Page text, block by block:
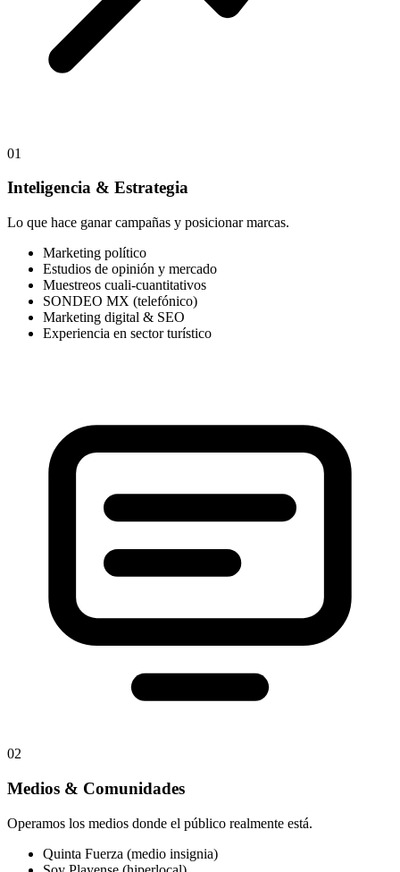
01
Inteligencia & Estrategia
Lo que hace ganar campañas y posicionar marcas.
Marketing político
Estudios de opinión y mercado
Muestreos cuali-cuantitativos
SONDEO MX (telefónico)
Marketing digital & SEO
Experiencia en sector turístico
02
Medios & Comunidades
Operamos los medios donde el público realmente está.
Quinta Fuerza (medio insignia)